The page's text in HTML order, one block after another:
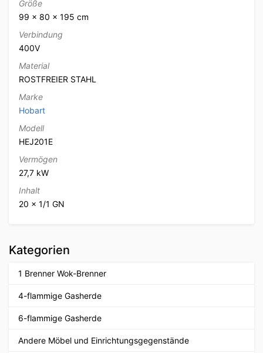
Größe
99 × 80 × 195 cm
Verbindung
400V
Material
ROSTFREIER STAHL
Marke
Hobart
Modell
HEJ201E
Vermögen
27,7 kW
Inhalt
20 x 1/1 GN
Kategorien
1 Brenner Wok-Brenner
4-flammige Gasherde
6-flammige Gasherde
Andere Möbel und Einrichtungsgegenstände